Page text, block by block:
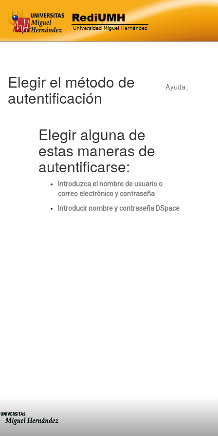
navigation
Elegir el método de
autentificación Ayuda...
Elegir alguna de
estas maneras de
autentificarse:
Introduzca el nombre de usuario o
correo electrónico y contraseña
Introducir nombre y contraseña DSpace